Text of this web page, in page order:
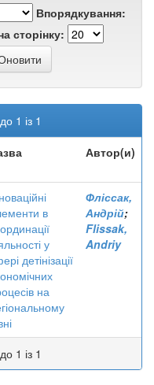
Впорядкування:
сторінку:
1 із 1
Автор(и)
в
у
детінізації
на
Фліссак,
Андрій;
Flissak,
Andriy
1 із 1